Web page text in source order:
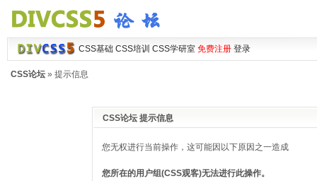
CSS基础 CSS培训 CSS学研室 免费注册 登录
CSS论坛» 提示信息
CSS论坛 提示信息
您无权进行当前操作，这可能因以下原因之一造成
您所在的用户组(CSS观客)无法进行此操作。